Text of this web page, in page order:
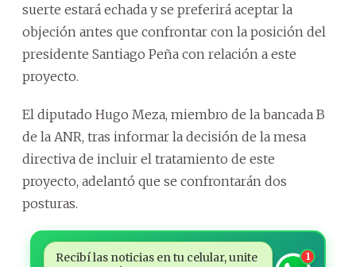
suerte estará echada y se preferirá aceptar la
objeción antes que confrontar con la posición del
presidente Santiago Peña con relación a este
proyecto.
El diputado Hugo Meza, miembro de la bancada B
de la ANR, tras informar la decisión de la mesa
directiva de incluir el tratamiento de este
proyecto, adelantó que se confrontarán dos
posturas.
Recibí las noticias en tu celular, unite
1